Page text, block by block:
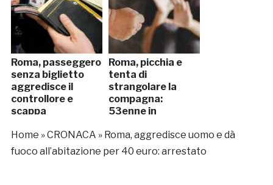
Roma, passeggero
senza biglietto
aggredisce il
controllore e
scappa
Roma, picchia e
tenta di
strangolare la
compagna:
53enne in
Home »CRONACA » Roma, aggredisce uomo e dà
fuoco all’abitazione per 40 euro: arrestato